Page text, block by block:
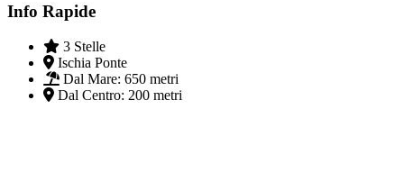
Info Rapide
3 Stelle
Ischia Ponte
Dal Mare: 650 metri
Dal Centro: 200 metri